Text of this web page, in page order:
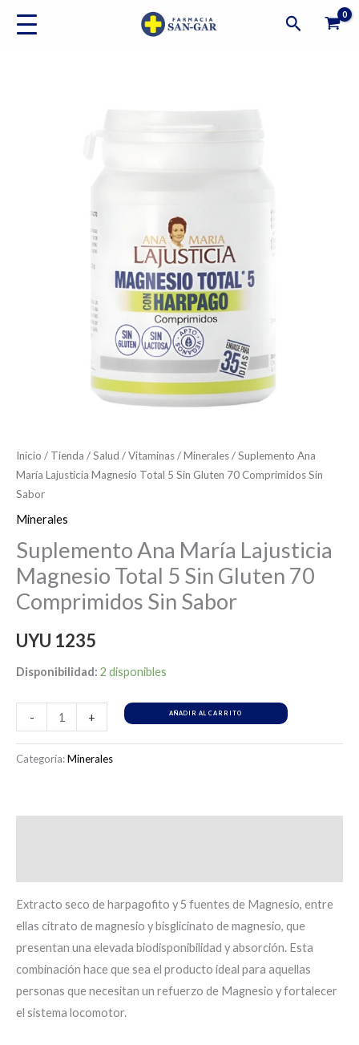
Buscar
Inicio / Tienda /Salud /Vitaminas/Minerales/ Suplemento Ana
María Lajusticia Magnesio Total 5 Sin Gluten 70 Comprimidos Sin
Sabor
Minerales
Suplemento Ana María Lajusticia
Magnesio Total 5 Sin Gluten 70
Comprimidos Sin Sabor
UYU 1235
Disponibilidad: 2 disponibles
- + AÑADIR AL CARRITO
Categoría:Minerales
Extracto seco de harpagofito y 5 fuentes de Magnesio, entre
ellas citrato de magnesio y bisglicinato de magnesio, que
presentan una elevada biodisponibilidad y absorción. Esta
combinación hace que sea el producto ideal para aquellas
personas que necesitan un refuerzo de Magnesio y fortalecer
el sistema locomotor.